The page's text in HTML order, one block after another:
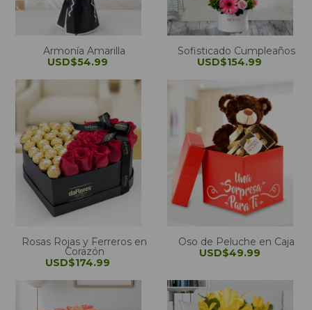
Armonía Amarilla
USD$54.99
Sofisticado Cumpleaños
USD$154.99
Rosas Rojas y Ferreros en
Corazón
USD$174.99
Oso de Peluche en Caja
USD$49.99